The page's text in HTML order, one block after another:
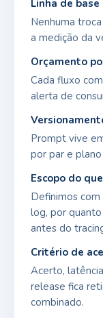
Linha de
Nenhuma
a medição da
Orçamento
Cada fluxo
alerta de
Prompt vive
por par e
Escopo do
Definimos
log, por
antes do
Critério de
Acerto,
release fica
combinado.